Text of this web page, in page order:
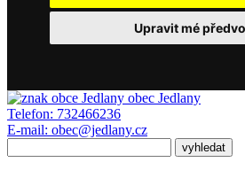
Upravit mé
obec Jedlany
Telefon: 732466236
E-mail: obec@jedlany.cz